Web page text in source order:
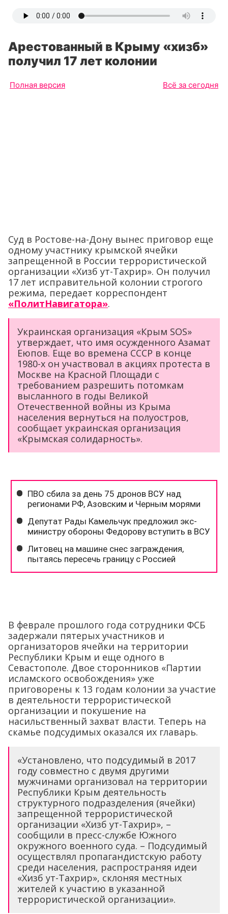
Арестованный в Крыму «хизб»
получил 17 лет колонии
Полная версия Всё за сегодня
Суд в Ростове-на-Дону вынес приговор еще
одному участнику крымской ячейки
запрещенной в России террористической
организации «Хизб ут-Тахрир». Он получил
17 лет исправительной колонии строгого
режима, передает корреспондент
«ПолитНавигатора».
Украинская организация «Крым SOS»
утверждает, что имя осужденного Азамат
Еюпов. Еще во времена СССР в конце
1980-х он участвовал в акциях протеста в
Москве на Красной Площади с
требованием разрешить потомкам
высланного в годы Великой
Отечественной войны из Крыма
населения вернуться на полуостров,
сообщает украинская организация
«Крымская солидарность».
В феврале прошлого года сотрудники ФСБ
задержали пятерых участников и
организаторов ячейки на территории
Республики Крым и еще одного в
Севастополе. Двое сторонников «Партии
исламского освобождения» уже
приговорены к 13 годам колонии за участие
в деятельности террористической
организации и покушение на
насильственный захват власти. Теперь на
скамье подсудимых оказался их главарь.
«Установлено, что подсудимый в 2017
году совместно с двумя другими
мужчинами организовал на территории
Республики Крым деятельность
структурного подразделения (ячейки)
запрещенной террористической
организации «Хизб ут-Тахрир», –
сообщили в пресс-службе Южного
окружного военного суда. – Подсудимый
осуществлял пропагандистскую работу
среди населения, распространяя идеи
«Хизб ут-Тахрир», склоняя местных
жителей к участию в указанной
террористической организации».